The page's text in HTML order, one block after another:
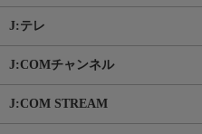
J:テレ
J:COMチャンネル
J:COM STREAM